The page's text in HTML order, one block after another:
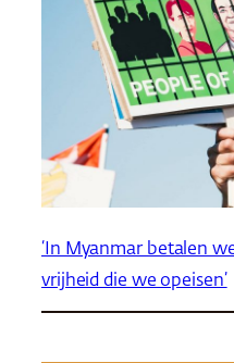
‘In Myanmar betalen
vrijheid die we opeisen’